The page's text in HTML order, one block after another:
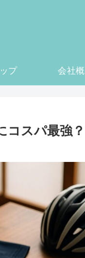
プ 会社
スパ最強